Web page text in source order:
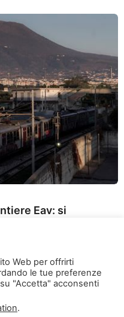
Eav: si
Web per offrirti
le tue preferenze
"Accetta" acconsenti
.